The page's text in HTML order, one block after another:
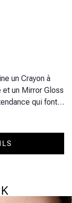
un Crayon à
et un Mirror Gloss
qui font